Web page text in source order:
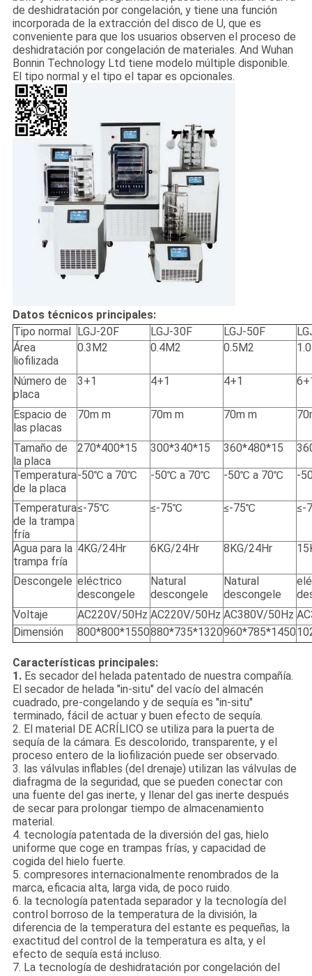
de deshidratación por congelación, y tiene una función
incorporada de la extracción del disco de U, que es
conveniente para que los usuarios observen el proceso de
deshidratación por congelación de materiales. And Wuhan
Bonnin Technology Ltd tiene modelo múltiple disponible.
El tipo normal y el tipo el tapar es opcionales.
Datos técnicos principales:
Tipo normal
LGJ-20F LGJ-30F LGJ-50F
Área
liofilizada
0.3M2 0.4M2 0.5M2
Número de
placa
3+1 4+1 4+1
Espacio de
las placas
70m m 70m m 70m m
Tamaño de
la placa
270*400*15 300*340*15 360*480*15
Temperatura
de la placa
-50℃ a 70℃ -50℃ a 70℃ -50℃ a 70℃ -
Temperatura
de la trampa
fría
≤-75℃ ≤-75℃ ≤-75℃ ≤-
Agua para la
trampa fría
4KG/24Hr 6KG/24Hr 8KG/24Hr
Descongele eléctrico
descongele
Natural
descongele
Natural
descongele
Voltaje
AC220V/50Hz AC220V/50Hz AC380V/50Hz
Dimensión
800*800*1550880*735*1320960*785*1450
Características principales:
1. Es secador del helada patentado de nuestra compañía.
El secador de helada "in-situ" del vacío del almacén
cuadrado, pre-congelando y de sequía es "in-situ"
terminado, fácil de actuar y buen efecto de sequía.
2. El material DE ACRÍLICO se utiliza para la puerta de
sequía de la cámara. Es descolorido, transparente, y el
proceso entero de la liofilización puede ser observado.
3. las válvulas inflables (del drenaje) utilizan las válvulas de
diafragma de la seguridad, que se pueden conectar con
una fuente del gas inerte, y llenar del gas inerte después
de secar para prolongar tiempo de almacenamiento
material.
4. tecnología patentada de la diversión del gas, hielo
uniforme que coge en trampas frías, y capacidad de
cogida del hielo fuerte.
5. compresores internacionalmente renombrados de la
marca, eficacia alta, larga vida, de poco ruido.
6. la tecnología patentada separador y la tecnología del
control borroso de la temperatura de la división, la
diferencia de la temperatura del estante es pequeñas, la
exactitud del control de la temperatura es alta, y el
efecto de sequía está incluso.
7. La tecnología de deshidratación por congelación del